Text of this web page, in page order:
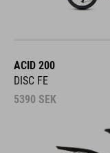
ACID 200
DISC FE
5390 SEK